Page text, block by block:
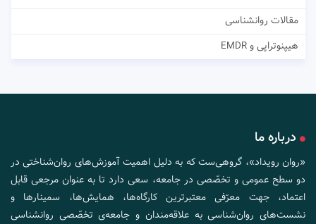
مقالات روانشناسی
هیپنوتراپی و EMDR
درباره ما
«روان رویداد»، گروهی‌ست که به دلیل اهمیت آموزش‌های روان‌شناختی در
دو سطح عمومی و تخصّصی در جامعه، سعی دارد تا به عنوان مرجعی قابل
اعتماد، جهت معرّفی معتبرترین کارگاه‌ها، همایش‌ها، سمینارها و
نشست‌های روان‌شناسی به علاقه‌مندان و جامعه‌ی تخصّصی روانشناسی